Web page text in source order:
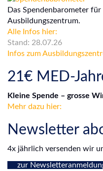
Das Spendenbarometer
Ausbildungszentrum.
Alle Infos hier:
Stand: 28.07.26
Infos zum
21€ MED-
Kleine Spende – grosse
Mehr dazu hier:
Newsletter
4x jährlich versenden wir
zur